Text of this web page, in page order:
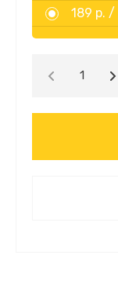
189 р. /